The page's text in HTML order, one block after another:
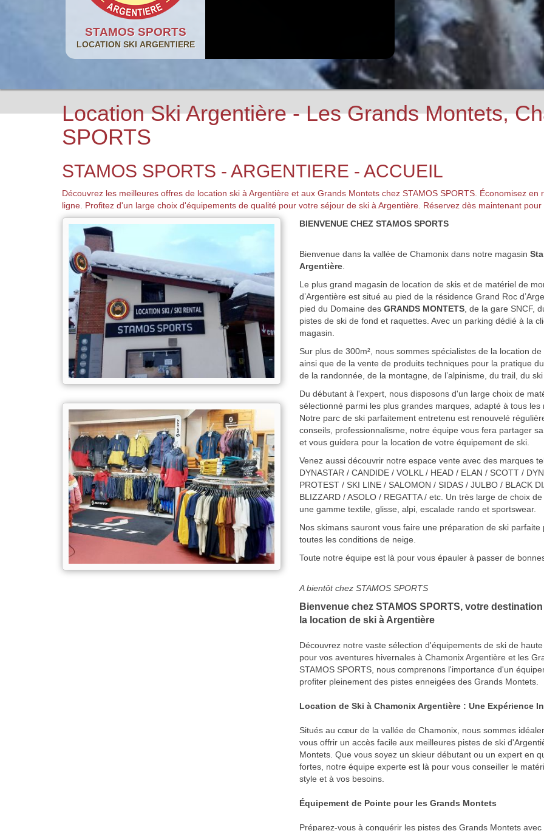
STAMOS SPORTS
LOCATION SKI ARGENTIERE
Location Ski Argentière - Les Grands Montets,
SPORTS
STAMOS SPORTS - ARGENTIERE - ACCUEIL
Découvrez les meilleures offres de location ski à Argentière et aux Grands Montets chez STAMOS SPORTS. Économisez
ligne. Profitez d'un large choix d'équipements de qualité pour votre séjour de ski à Argentière. Réservez dès maintenant
ACCUEIL
BIENVENUE CHEZ STAMOS SPORTS
Bienvenue dans la vallée de Chamonix dans notre magasin
Argentière.
Le plus grand magasin de location de skis et de matériel de
d’Argentière est situé au pied de la résidence Grand Roc
pied du Domaine des GRANDS MONTETS, de la gare SNCF,
pistes de ski de fond et raquettes. Avec un parking dédié à la
magasin.
Sur plus de 300m², nous sommes spécialistes de la location
ainsi que de la vente de produits techniques pour la pratique
de la randonnée, de la montagne, de l’alpinisme, du trail, du
Du débutant à l'expert, nous disposons d'un large choix de
sélectionné parmi les plus grandes marques, adapté à tous les
Notre parc de ski parfaitement entretenu est renouvelé
conseils, professionnalisme, notre équipe vous fera partager
et vous guidera pour la location de votre équipement de ski.
Venez aussi découvrir notre espace vente avec des marques
DYNASTAR / CANDIDE / VOLKL / HEAD / ELAN / SCOTT /
PROTEST / SKI LINE / SALOMON / SIDAS / JULBO / BLACK
BLIZZARD / ASOLO / REGATTA / etc. Un très large de choix
une gamme textile, glisse, alpi, escalade rando et sportswear.
Nos skimans sauront vous faire une préparation de ski parfaite
toutes les conditions de neige.
Toute notre équipe est là pour vous épauler à passer de
A bientôt chez STAMOS SPORTS
Bienvenue chez STAMOS SPORTS, votre
la location de ski à Argentière
Découvrez notre vaste sélection d'équipements de ski de
pour vos aventures hivernales à Chamonix Argentière et les
STAMOS SPORTS, nous comprenons l'importance d'un
profiter pleinement des pistes enneigées des Grands Montets.
Location de Ski à Chamonix Argentière : Une Expérience
Situés au cœur de la vallée de Chamonix, nous sommes
vous offrir un accès facile aux meilleures pistes de ski
Montets. Que vous soyez un skieur débutant ou un expert en
fortes, notre équipe experte est là pour vous conseiller le
style et à vos besoins.
Équipement de Pointe pour les Grands Montets
Préparez-vous à conquérir les pistes des Grands Montets